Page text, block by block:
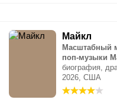
Майкл
Масштабный
поп-музыки
биография,
2026, США